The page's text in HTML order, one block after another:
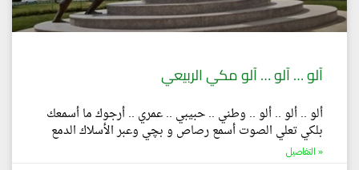
آلو … آلو … آلو مكي الربيعي
ألو .. ألو .. ألو .. وطني .. حبيبي .. عمري .. أرجوك ما أسمعك
بلكي تعلي الصوت أسمع رصاص و بچي وعبر الأسلاك الدمع
التفاصيل »